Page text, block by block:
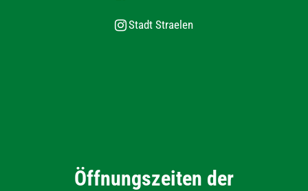
Stadt Straelen
Öffnungszeiten der